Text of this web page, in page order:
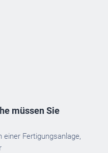
müssen Sie
einer Fertigungsanlage,